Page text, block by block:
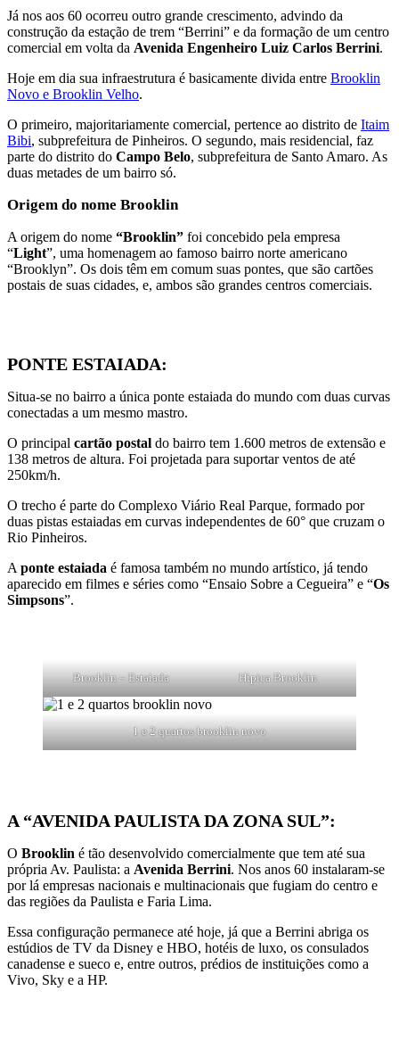
Já nos aos 60 ocorreu outro grande crescimento, advindo da
construção da estação de trem “Berrini” e da formação de um centro
comercial em volta da Avenida Engenheiro Luiz Carlos Berrini.
Hoje em dia sua infraestrutura é basicamente divida entre Brooklin
Novo e Brooklin Velho.
O primeiro, majoritariamente comercial, pertence ao distrito de Itaim
Bibi, subprefeitura de Pinheiros. O segundo, mais residencial, faz
parte do distrito do Campo Belo, subprefeitura de Santo Amaro. As
duas metades de um bairro só.
Origem do nome Brooklin
A origem do nome “Brooklin” foi concebido pela empresa
“Light”, uma homenagem ao famoso bairro norte americano
“Brooklyn”. Os dois têm em comum suas pontes, que são cartões
postais de suas cidades, e, ambos são grandes centros comerciais.
PONTE ESTAIADA:
Situa-se no bairro a única ponte estaiada do mundo com duas curvas
conectadas a um mesmo mastro.
O principal cartão postal do bairro tem 1.600 metros de extensão e
138 metros de altura. Foi projetada para suportar ventos de até
250km/h.
O trecho é parte do Complexo Viário Real Parque, formado por
duas pistas estaiadas em curvas independentes de 60° que cruzam o
Rio Pinheiros.
A ponte estaiada é famosa também no mundo artístico, já tendo
aparecido em filmes e séries como “Ensaio Sobre a Cegueira” e “Os
Simpsons”.
Brooklin – Estaiada Hipica Brooklin
1 e 2 quartos brooklin novo
A “AVENIDA PAULISTA DA ZONA SUL”:
O Brooklin é tão desenvolvido comercialmente que tem até sua
própria Av. Paulista: a Avenida Berrini. Nos anos 60 instalaram-se
por lá empresas nacionais e multinacionais que fugiam do centro e
das regiões da Paulista e Faria Lima.
Essa configuração permanece até hoje, já que a Berrini abriga os
estúdios de TV da Disney e HBO, hotéis de luxo, os consulados
canadense e sueco e, entre outros, prédios de instituições como a
Vivo, Sky e a HP.